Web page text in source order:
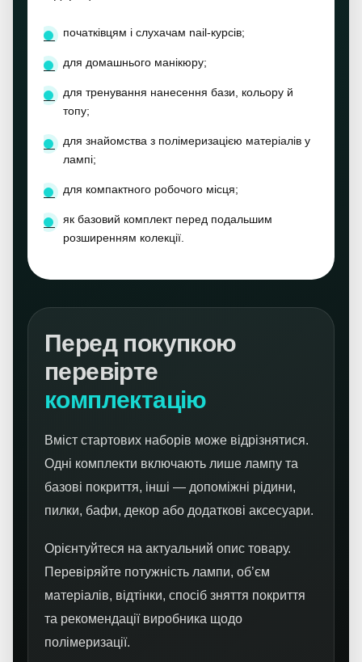
початківцям і слухачам nail-курсів;
для домашнього манікюру;
для тренування нанесення бази, кольору й
топу;
для знайомства з полімеризацією матеріалів у
лампі;
для компактного робочого місця;
як базовий комплект перед подальшим
розширенням колекції.
Перед покупкою
перевірте
комплектацію
Вміст стартових наборів може відрізнятися.
Одні комплекти включають лише лампу та
базові покриття, інші — допоміжні рідини,
пилки, бафи, декор або додаткові аксесуари.
Орієнтуйтеся на актуальний опис товару.
Перевіряйте потужність лампи, об’єм
матеріалів, відтінки, спосіб зняття покриття
та рекомендації виробника щодо
полімеризації.